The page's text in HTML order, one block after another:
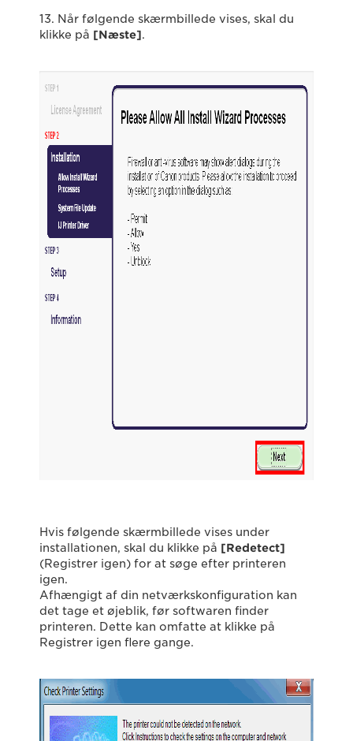
13. Når følgende skærmbillede vises, skal du
klikke på [Næste].
Hvis følgende skærmbillede vises under
installationen, skal du klikke på [Redetect]
(Registrer igen) for at søge efter printeren
igen.
Afhængigt af din netværkskonfiguration kan
det tage et øjeblik, før softwaren finder
printeren. Dette kan omfatte at klikke på
Registrer igen flere gange.